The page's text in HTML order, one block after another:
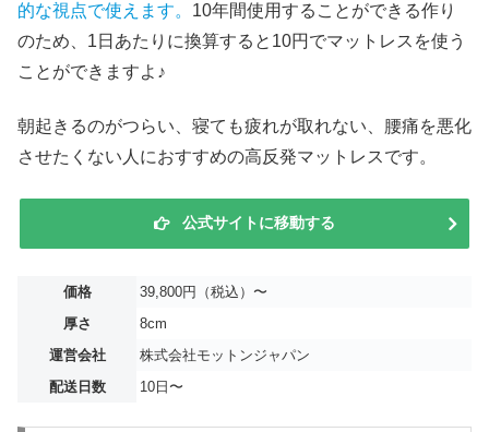
的な視点で使えます。 10年間使用することができる作り
のため、1日あたりに換算すると10円でマットレスを使う
ことができますよ♪
朝起きるのがつらい、寝ても疲れが取れない、腰痛を悪化
させたくない人におすすめの高反発マットレスです。
公式サイトに移動する
価格
39,800円（税込）〜
厚さ
8cm
運営会社
株式会社モットンジャパン
配送日数
10日〜